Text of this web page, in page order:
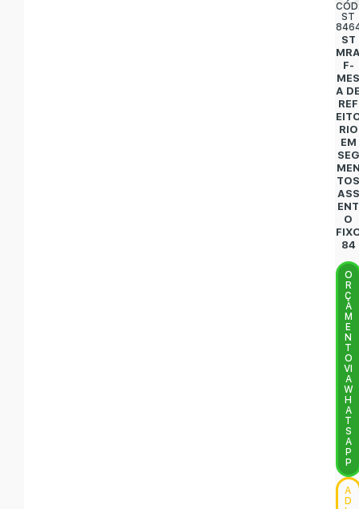
ST
ST
F-
A
REF
RIO
EM
SEG
ASS
ENT
O
84
O
R
Ç
A
M
E
N
T
O
VI
A
W
H
A
T
S
A
P
P
A
D